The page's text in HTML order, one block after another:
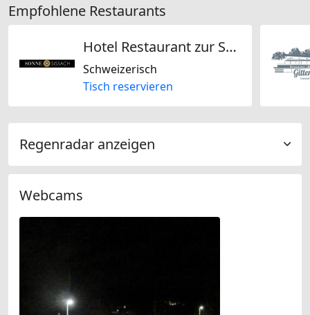
Empfohlene Restaurants
Hotel Restaurant zur Sonne AG
Schweizerisch
Tisch reservieren
Regenradar anzeigen
Webcams